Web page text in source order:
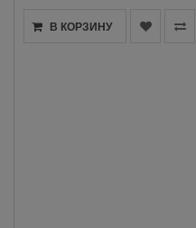
В КОРЗИНУ